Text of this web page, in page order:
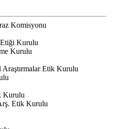
Komisyonu
Etiği Kurulu
Kurulu
Etik Kurulu
Kurulu
Etik Kurulu